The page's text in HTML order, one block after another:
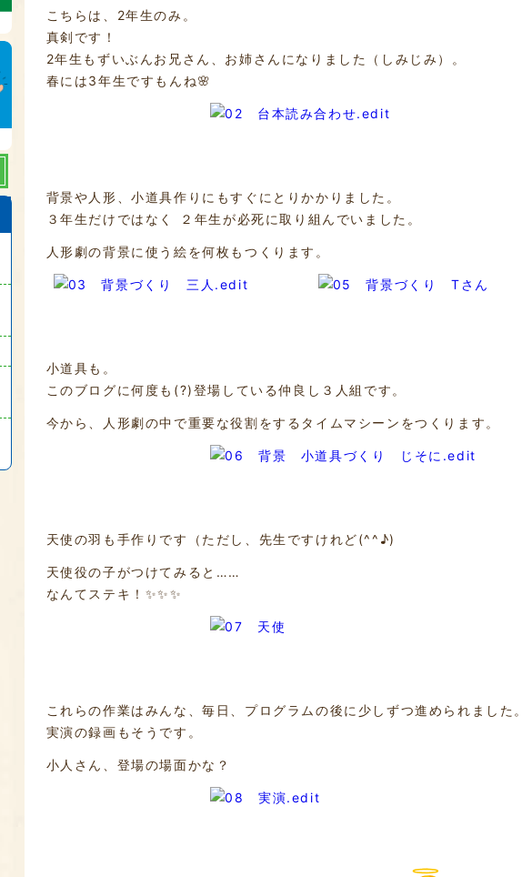
こちらは、2年生のみ。
真剣です！
2年生もずいぶんお兄さん、お姉さんになりました（しみじみ）。
春には3年生ですもんね🌸
背景や人形、小道具作りにもすぐにとりかかりました。
３年生だけではなく ２年生が必死に取り組んでいました。
人形劇の背景に使う絵を何枚もつくります。
小道具も。
このブログに何度も(?)登場している仲良し３人組です。
今から、人形劇の中で重要な役割をするタイムマシーンをつくります。
天使の羽も手作りです（ただし、先生ですけれど(^^♪)
天使役の子がつけてみると……
なんてステキ！✨✨✨
これらの作業はみんな、毎日、プログラムの後に少しずつ進められました。
実演の録画もそうです。
小人さん、登場の場面かな？